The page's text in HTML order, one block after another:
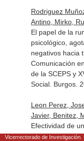
Rodriguez
Antino, Mirko,
El papel de la
psicológico,
negativos hacia
Comunicación
de la SCEPS y
Social. Burgos.
Leon Perez,
Javier, Benitez,
Efectividad de
como
Vicerrectorado de Investigación.